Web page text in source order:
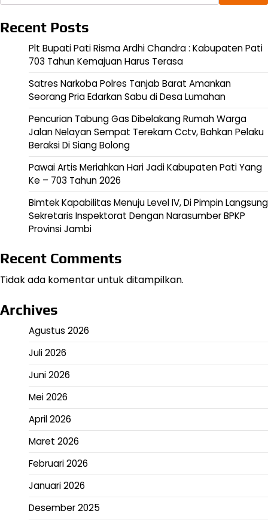
Recent Posts
Plt Bupati Pati Risma Ardhi Chandra : Kabupaten Pati
703 Tahun Kemajuan Harus Terasa
Satres Narkoba Polres Tanjab Barat Amankan
Seorang Pria Edarkan Sabu di Desa Lumahan
Pencurian Tabung Gas Dibelakang Rumah Warga
Jalan Nelayan Sempat Terekam Cctv, Bahkan Pelaku
Beraksi Di Siang Bolong
Pawai Artis Meriahkan Hari Jadi Kabupaten Pati Yang
Ke – 703 Tahun 2026
Bimtek Kapabilitas Menuju Level IV, Di Pimpin Langsung
Sekretaris Inspektorat Dengan Narasumber BPKP
Provinsi Jambi
Recent Comments
Tidak ada komentar untuk ditampilkan.
Archives
Agustus 2026
Juli 2026
Juni 2026
Mei 2026
April 2026
Maret 2026
Februari 2026
Januari 2026
Desember 2025